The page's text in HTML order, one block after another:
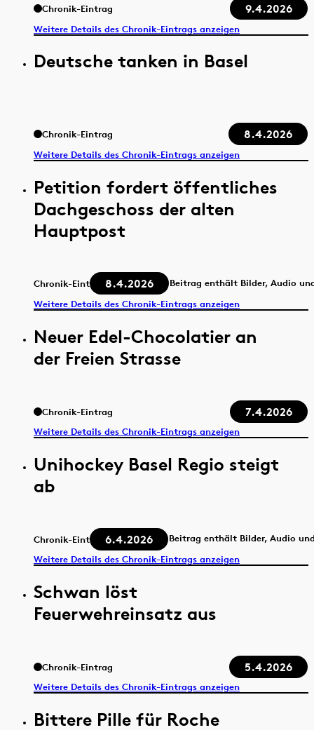
Chronik-Eintrag 9.4.2026
Weitere Details des Chronik-Eintrags anzeigen
Deutsche tanken in Basel
Chronik-Eintrag 8.4.2026
Weitere Details des Chronik-Eintrags anzeigen
Petition fordert öffentliches
Dachgeschoss der alten
Hauptpost
Chronik-Eintrag 8.4.2026
Beitrag enthält Bilder, Audio
Weitere Details des Chronik-Eintrags anzeigen
Neuer Edel-Chocolatier an
der Freien Strasse
Chronik-Eintrag 7.4.2026
Weitere Details des Chronik-Eintrags anzeigen
Unihockey Basel Regio steigt
ab
Chronik-Eintrag 6.4.2026
Beitrag enthält Bilder, Audio
Weitere Details des Chronik-Eintrags anzeigen
Schwan löst
Feuerwehreinsatz aus
Chronik-Eintrag 5.4.2026
Weitere Details des Chronik-Eintrags anzeigen
Bittere Pille für Roche